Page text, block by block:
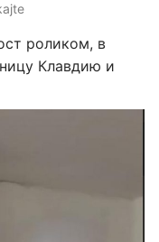
роликом, в
Клавдию и